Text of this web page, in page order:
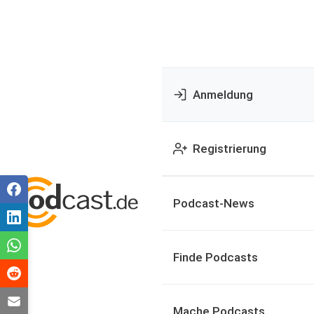
Anmeldung
Registrierung
Podcast-News
Finde Podcasts
Mache Podcasts